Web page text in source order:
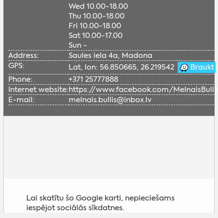
Wed 10.00-18.00
Thu 10.00-18.00
Fri 10.00-18.00
Sat 10.00-17.00
Sun -
Address:
Saules iela 4a, Madona
GPS:
Lat, lon: 56.850665, 26.219542
Braukt
Phone:
+371 25777888
Internet website:https://www.facebook.com/
E-mail:
melnais.bullis@inbox.lv
Lai skatītu šo Google karti, nepieciešams
iespējot sociālās sīkdatnes.